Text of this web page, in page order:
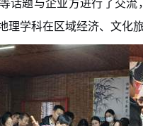
话题与企业方进行了交
理学科在区域经济、文化